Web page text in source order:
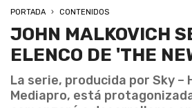
PORTADA CONTENIDOS
JOHN MALKOVICH
ELENCO DE 'THE
La serie, producida por Sky –
Mediapro, está